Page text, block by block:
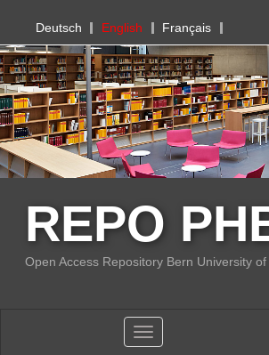
PHBern
Deutsch English Français
REPO
Open Access Repository Bern University
Toggle navigation